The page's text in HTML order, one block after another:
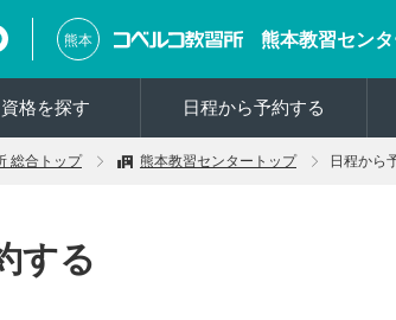
熊本 熊本教習セン
資格を探す 日程から予約する
総合トップ 熊本教習センタートップ 日程から
する